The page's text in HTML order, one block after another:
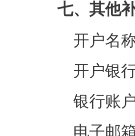
七、其他
开户名
开户银
银行账
电子邮